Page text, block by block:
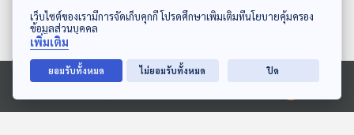
ดาวน์โหลด Thai PBS Podcast Application
Ⓒ 2020 องค์การกระจายเสียงและแพร่ภาพสาธารณะแห่งประเทศไทย
EP. 41: เรียนดีได้ไม่ยาก ถ้า
ใช้วิธีนี้
EP. 42: ยิ่งแข่งขัน..ยิ่งหลง
ทาง
เว็บไซต์ของเรามีการจัดเก็บคุกกี้ โปรดศึกษาเพิ่มเติมที่นโยบายคุ้มครอง
ข้อมูลส่วนบุคคล
เพิ่มเติม
ยอมรับทั้งหมด ไม่ยอมรับทั้งหมด ปิด